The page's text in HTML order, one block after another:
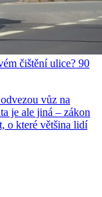
čištění ulice? 90
vůz na
je ale jiná – zákon
o které většina lidí